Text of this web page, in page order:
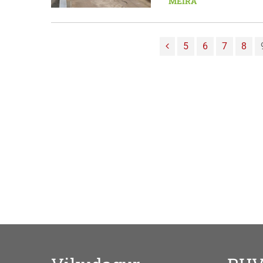
5 6 7 8